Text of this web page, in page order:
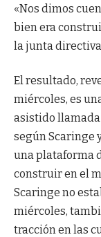
«Nos dimos
bien era
la junta directiva
El resultado,
miércoles, es
asistido llamada
según Scaringe
una plataforma
construir en el
Scaringe no
miércoles,
tracción en las